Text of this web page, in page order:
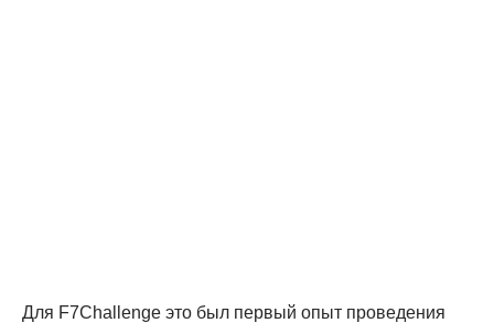
Для F7Challenge это был первый опыт проведения